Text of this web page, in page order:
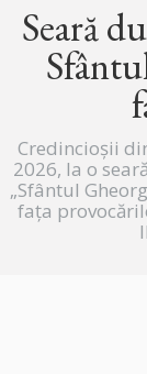
Seară
Credincioșii
2026, la o
„Sfântul
fața